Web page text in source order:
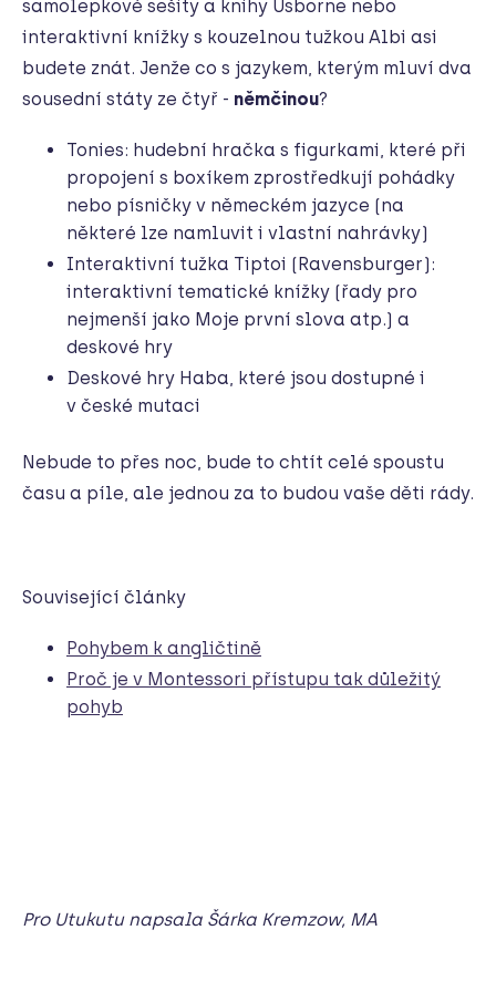
samolepkové sešity a knihy Usborne nebo
interaktivní knížky s kouzelnou tužkou Albi asi
budete znát. Jenže co s jazykem, kterým mluví dva
sousední státy ze čtyř - němčinou?
Tonies: hudební hračka s figurkami, které při
propojení s boxíkem zprostředkují pohádky
nebo písničky v německém jazyce (na
některé lze namluvit i vlastní nahrávky)
Interaktivní tužka Tiptoi (Ravensburger):
interaktivní tematické knížky (řady pro
nejmenší jako Moje první slova atp.) a
deskové hry
Deskové hry Haba, které jsou dostupné i
v české mutaci
Nebude to přes noc, bude to chtít celé spoustu
času a píle, ale jednou za to budou vaše děti rády.
Související články
Pohybem k angličtině
Proč je v Montessori přístupu tak důležitý
pohyb
Pro Utukutu napsala Šárka Kremzow, MA